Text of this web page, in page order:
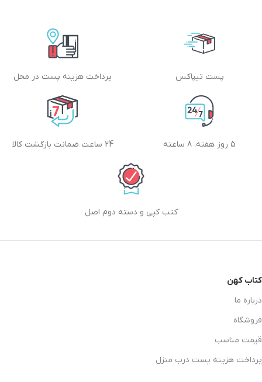
پست تیپاکس پرداخت هزینه پست در محل
5 روز هفته، 8 ساعته 24 ساعت ضمانت بازگشت کالا
کتب کپی و دسته دوم اصل
کتاب کهن
درباره ما
فروشگاه
قیمت مناسب
پرداخت هزینه پست درب منزل